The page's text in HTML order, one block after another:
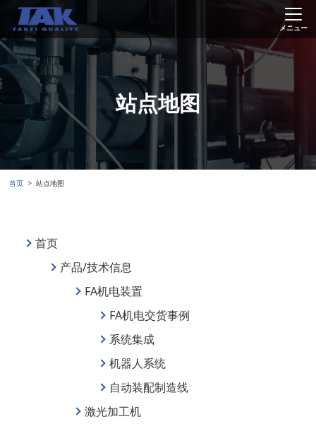
站点地图
首页 站点地图
首页
产品/技术信息
FA机电装置
FA机电交货事例
系统集成
机器人系统
自动装配制造线
激光加工机